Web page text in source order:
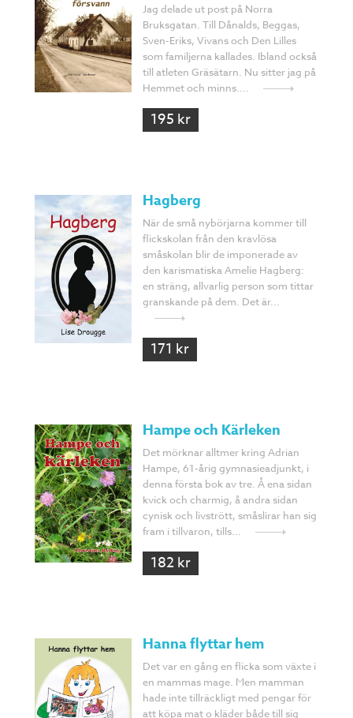
Jag delade ut post på Norra
Bruksgatan. Till Dånalds, Beggas,
Sven-Eriks, Vivans och Den Lilles
som familjerna kallades. Ibland också
till atleten Gräsätarn. Nu sitter jag på
Hemmet och minns....
195 kr
Hagberg
När de små nybörjarna kommer till
flickskolan från den kravlösa
småskolan blir de imponerade av
den karismatiska Amelie Hagberg:
en sträng, allvarlig person som tittar
granskande på dem. Det är...
171 kr
Hampe och Kärleken
Det mörknar alltmer kring Adrian
Hampe, 61-årig gymnasieadjunkt, i
denna första bok av tre. Å ena sidan
kvick och charmig, å andra sidan
cynisk och livstrött, småslirar han sig
fram i tillvaron, tills...
182 kr
Hanna flyttar hem
Det var en gång en flicka som växte i
en mammas mage. Men mamman
hade inte tillräckligt med pengar för
att köpa mat o kläder både till sig